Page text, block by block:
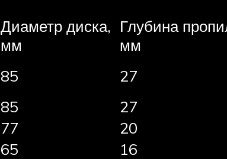
Диаметр диска,
мм
Глубина
мм
85 27
85 27
77 20
65 16